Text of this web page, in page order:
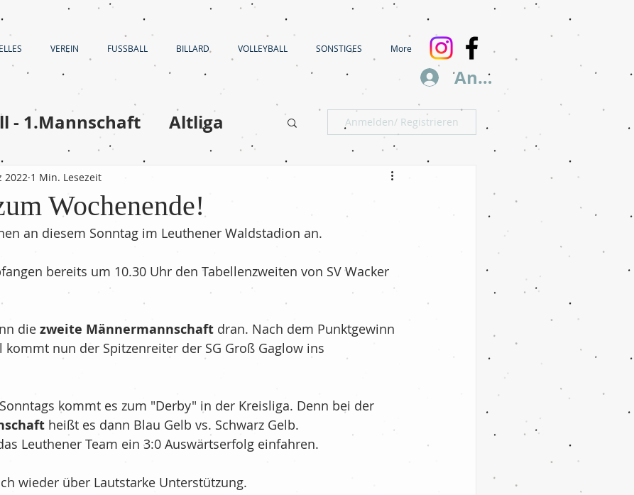
VEREIN FUSSBALL BILLARD VOLLEYBALL SONSTIGES More
Anmelden
- 1.Mannschaft Altliga
Volleyball
Fußball - C-Jugend
Fußball - E-Jugend
Fußball - G-Jugend/Bambinis
Kurznachrichten
Anmelden/ Registrieren
Wochenende!
2022 1 Min. Lesezeit
an diesem Sonntag im Leuthener Waldstadion an.
bereits um 10.30 Uhr den Tabellenzweiten von SV Wacker
die zweite Männermannschaft dran. Nach dem Punktgewinn
nun der Spitzenreiter der SG Groß Gaglow ins
kommt es zum "Derby" in der Kreisliga. Denn bei der
heißt es dann Blau Gelb vs. Schwarz Gelb.
Leuthener Team ein 3:0 Auswärtserfolg einfahren.
wieder über Lautstarke Unterstützung.